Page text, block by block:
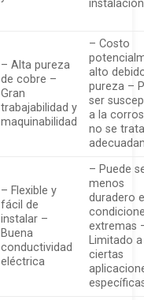
instalación
– Alta pureza
de cobre –
Gran
trabajabilidad y
maquinabilidad
– Costo
alto
pureza –
ser
a la
no se
– Flexible y
fácil de
instalar –
Buena
conductividad
eléctrica
– Puede
menos
duradero
extremas
Limitado a
ciertas